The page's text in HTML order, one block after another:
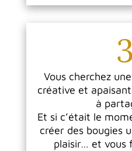
3
Vous cherchez
créative et
à
Et si c’était le
créer des bougies
plaisir… et vous